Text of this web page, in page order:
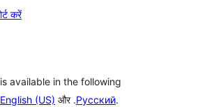
करें
available in the following
English (US) और .Русский.